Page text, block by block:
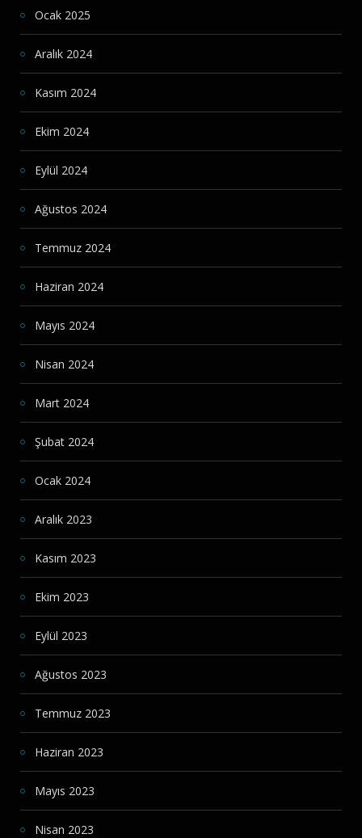
Ocak 2025
Aralık 2024
Kasım 2024
Ekim 2024
Eylül 2024
Ağustos 2024
Temmuz 2024
Haziran 2024
Mayıs 2024
Nisan 2024
Mart 2024
Şubat 2024
Ocak 2024
Aralık 2023
Kasım 2023
Ekim 2023
Eylül 2023
Ağustos 2023
Temmuz 2023
Haziran 2023
Mayıs 2023
Nisan 2023